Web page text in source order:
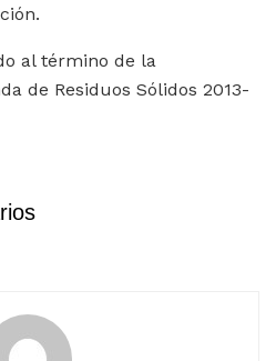
al término de la
de Residuos Sólidos 2013-